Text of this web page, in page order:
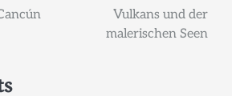
Vulkans und der
malerischen Seen